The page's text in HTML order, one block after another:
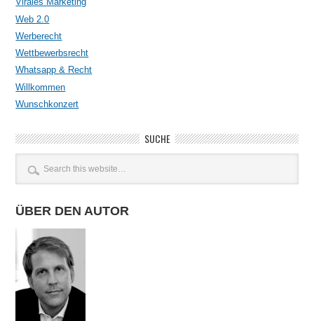
Web 2.0
Werberecht
Wettbewerbsrecht
Whatsapp & Recht
Willkommen
Wunschkonzert
SUCHE
ÜBER DEN AUTOR